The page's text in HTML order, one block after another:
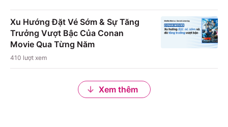
Xu Hướng Đặt Vé Sớm & Sự Tăng
Trưởng Vượt Bậc Của Conan
Movie Qua Từng Năm
410 lượt xem
Xem thêm